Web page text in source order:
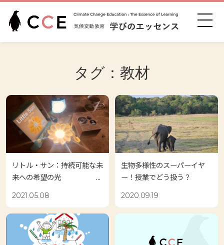
タグ：教材
リトル・サン：持続可能な未
来への希望の光 ...
2021.05.08
生物多様性のスーパーイヤ
ー！授業でどう扱う？
2020.09.19